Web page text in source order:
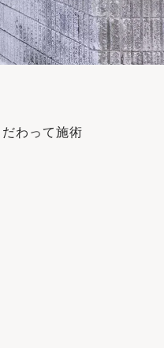
わって施術